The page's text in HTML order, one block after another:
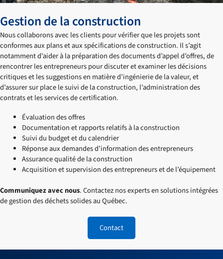
Gestion de la construction
Nous collaborons avec les clients pour vérifier que les projets sont
conformes aux plans et aux spécifications de construction. Il s’agit
notamment d’aider à la préparation des documents d’appel d’offres, de
rencontrer les entrepreneurs pour discuter et examiner les décisions
critiques et les suggestions en matière d’ingénierie de la valeur, et
d’assurer sur place le suivi de la construction, l’administration des
contrats et les services de certification.
Évaluation des offres
Documentation et rapports relatifs à la construction
Suivi du budget et du calendrier
Réponse aux demandes d’information des entrepreneurs
Assurance qualité de la construction
Acquisition et supervision des entrepreneurs et de l’équipement
Communiquez avec nous. Contactez nos experts en solutions intégrées
de gestion des déchets solides au Québec.
Contact